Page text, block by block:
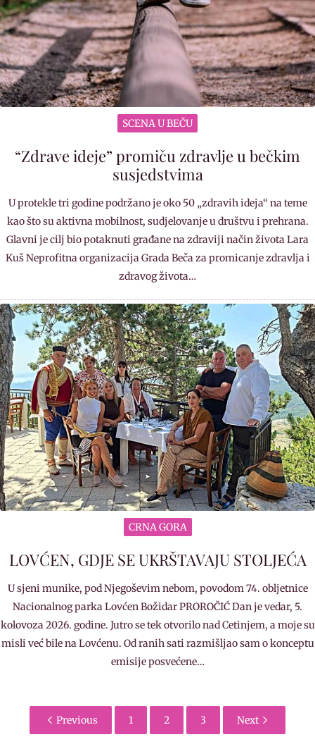
SCENA U BEČU
“Zdrave ideje” promiču zdravlje u bečkim
susjedstvima
U protekle tri godine podržano je oko 50 „zdravih ideja“ na teme
kao što su aktivna mobilnost, sudjelovanje u društvu i prehrana.
Glavni je cilj bio potaknuti građane na zdraviji način života Lara
Kuš Neprofitna organizacija Grada Beča za promicanje zdravlja i
zdravog života…
CRNA GORA
LOVĆEN, GDJE SE UKRŠTAVAJU STOLJEĆA
U sjeni munike, pod Njegoševim nebom, povodom 74. obljetnice
Nacionalnog parka Lovćen Božidar PROROČIĆ Dan je vedar, 5.
kolovoza 2026. godine. Jutro se tek otvorilo nad Cetinjem, a moje su
misli već bile na Lovćenu. Od ranih sati razmišljao sam o konceptu
emisije posvećene…
Previous 1 2 3 Next